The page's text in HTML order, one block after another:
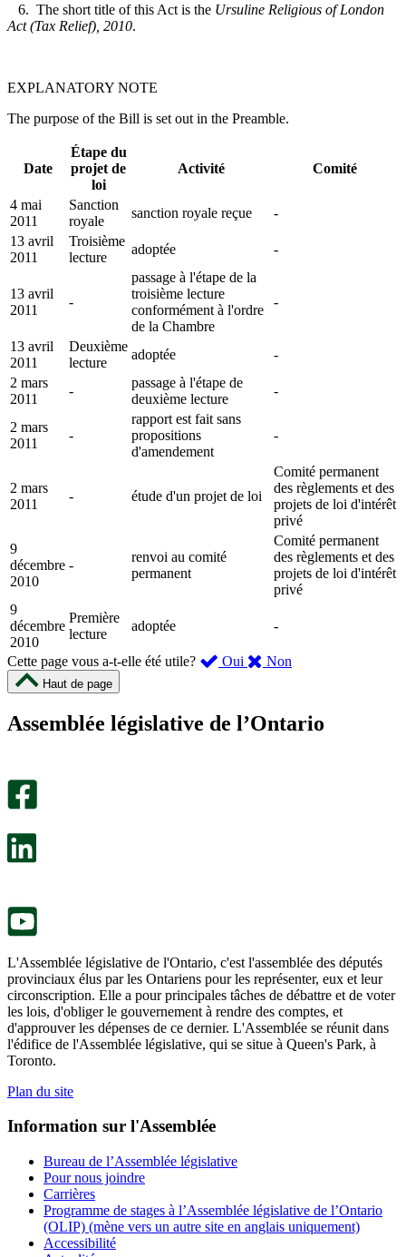
6. The short title of this Act is the Ursuline Religious of London
Act (Tax Relief), 2010.
EXPLANATORY NOTE
The purpose of the Bill is set out in the Preamble.
Date
Étape du
projet de
loi
Activité Comité
4 mai
2011
Sanction
royale
sanction royale reçue
-
13 avril
2011
Troisième
lecture
adoptée -
13 avril
2011
-
passage à l'étape de la
troisième lecture
conformément à l'ordre
de la Chambre
-
13 avril
2011
Deuxième
lecture
adoptée
-
2 mars
2011
-
passage à l'étape de
deuxième lecture
-
2 mars
2011
-
rapport est fait sans
propositions
d'amendement
-
2 mars
2011
- étude d'un projet de loi
Comité permanent
des règlements et des
projets de loi d'intérêt
privé
9
décembre
2010
-
renvoi au comité
permanent
Comité permanent
des règlements et des
projets de loi d'intérêt
privé
9
décembre
2010
Première
lecture
adoptée -
Cette page vous a-t-elle été utile? Oui ,
été
Non
m’a
Haut de page
Assemblée législative de l’Ontario
L'Assemblée législative de l'Ontario, c'est l'assemblée des députés
provinciaux élus par les Ontariens pour les représenter, eux et leur
circonscription. Elle a pour principales tâches de débattre et de voter
les lois, d'obliger le gouvernement à rendre des comptes, et
d'approuver les dépenses de ce dernier. L'Assemblée se réunit dans
l'édifice de l'Assemblée législative, qui se situe à Queen's Park, à
Toronto.
Plan du site
Information sur l'Assemblée
Bureau de l’Assemblée législative
Pour nous joindre
Carrières
Programme de stages à l’Assemblée législative de l’Ontario
(OLIP) (mène vers un autre site en anglais uniquement)
Accessibilité